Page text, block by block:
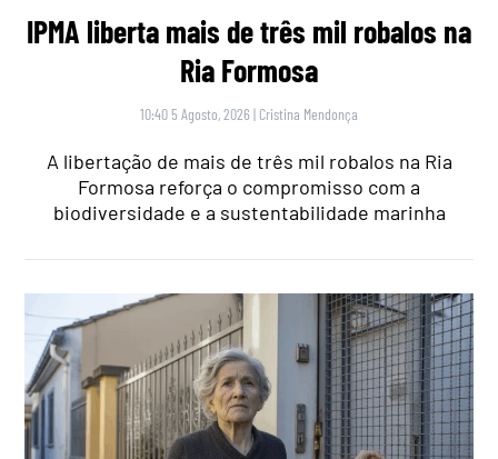
IPMA liberta mais de três mil robalos na
Ria Formosa
10:40 5 Agosto, 2026 | Cristina Mendonça
A libertação de mais de três mil robalos na Ria
Formosa reforça o compromisso com a
biodiversidade e a sustentabilidade marinha